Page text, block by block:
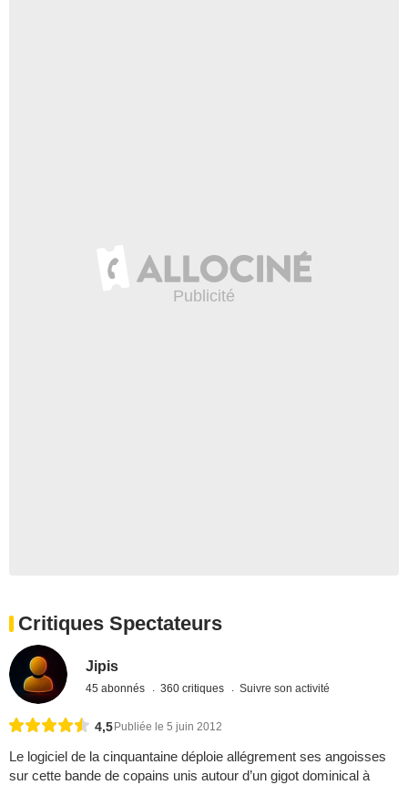
Critiques Spectateurs
Jipis
45 abonnés 360 critiques Suivre son activité
4,5Publiée le 5 juin 2012
Le logiciel de la cinquantaine déploie allégrement ses angoisses
sur cette bande de copains unis autour d’un gigot dominical à